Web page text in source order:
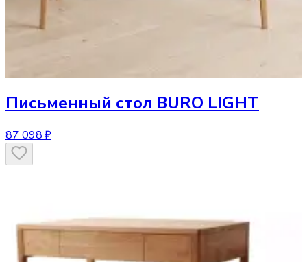
Письменный стол BURO LIGHT
87 098 ₽